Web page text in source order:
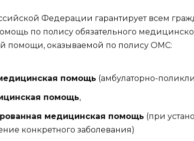
Федерации гарантирует всем
по полису обязательного
помощи, оказываемой по полису ОМС:
помощь (амбулаторно-
помощь,
медицинская помощь (при
конкретного заболевания)